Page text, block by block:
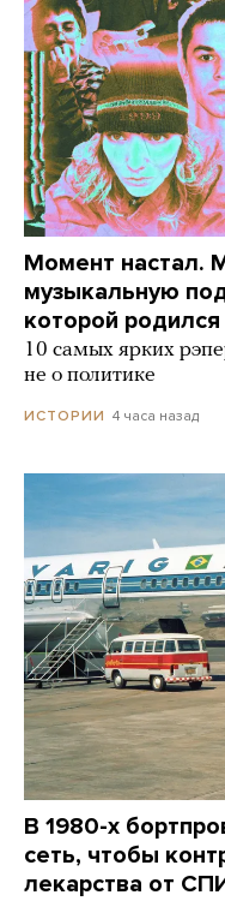
Момент настал.
музыкальную
которой
10 самых ярких
не о политике
ИСТОРИИ 4 часа назад
В 1980-х
сеть, чтобы
лекарства от